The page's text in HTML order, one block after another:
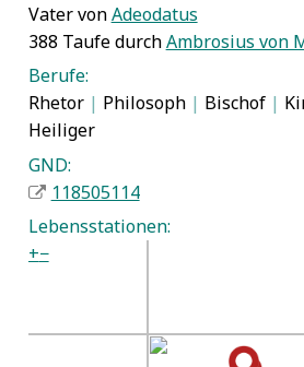
Vater vonAdeodatus
388 Taufe durchAmbrosius von
Berufe:
Rhetor | Philosoph | Bischof |
Heiliger
GND:
118505114
Lebensstationen:
+−